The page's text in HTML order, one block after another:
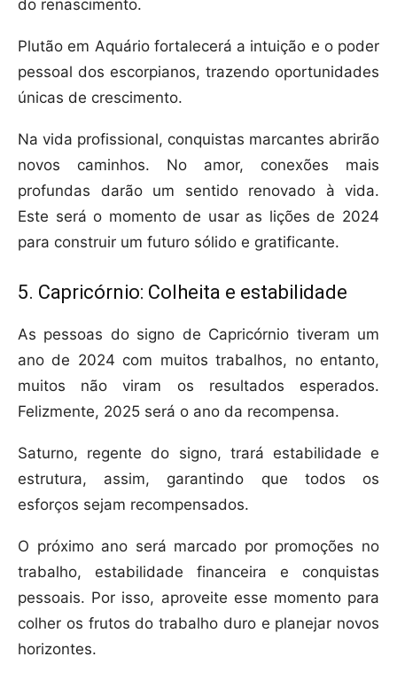
do renascimento.
Plutão em Aquário fortalecerá a intuição e o poder
pessoal dos escorpianos, trazendo oportunidades
únicas de crescimento.
Na vida profissional, conquistas marcantes abrirão
novos caminhos. No amor, conexões mais
profundas darão um sentido renovado à vida.
Este será o momento de usar as lições de 2024
para construir um futuro sólido e gratificante.
5. Capricórnio: Colheita e estabilidade
As pessoas do signo de Capricórnio tiveram um
ano de 2024 com muitos trabalhos, no entanto,
muitos não viram os resultados esperados.
Felizmente, 2025 será o ano da recompensa.
Saturno, regente do signo, trará estabilidade e
estrutura, assim, garantindo que todos os
esforços sejam recompensados.
O próximo ano será marcado por promoções no
trabalho, estabilidade financeira e conquistas
pessoais. Por isso, aproveite esse momento para
colher os frutos do trabalho duro e planejar novos
horizontes.